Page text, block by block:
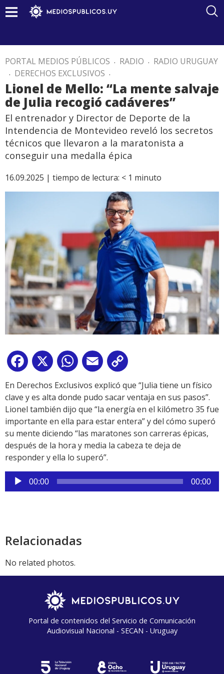
PORTAL MEDIOS PÚBLICOS . RADIO . RADIO URUGUAY
. DERECHOS EXCLUSIVOS .
Lionel de Mello: “La mente salvaje
de Julia recogió cadáveres”
El entrenador y Director de Deporte de la
Intendencia de Montevideo reveló los secretos
técnicos que llevaron a la maratonista a
conseguir una medalla épica
16.09.2025 | tiempo de lectura: < 1 minuto
Facebook
X WhatsApp
Email
Link
En Derechos Exclusivos explicó que “Julia tiene un físico
clave y es alta donde pudo sacar ventaja en sus pasos”.
Lionel también dijo que “la energía en el kilómetro 35 fue
importante en ella para estar entera” y del cómo superó
su mente diciendo “las maratones son carreras épicas,
después de la hora y media la cabeza te deja de
responder y ella lo superó”.
Reproductor
de
00:00 00:00
Relacionadas
No related photos.
Portal de contenidos del Servicio de Comunicación
Audiovisual Nacional - SECAN - Uruguay